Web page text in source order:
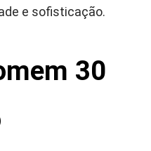
e sofisticação.
30